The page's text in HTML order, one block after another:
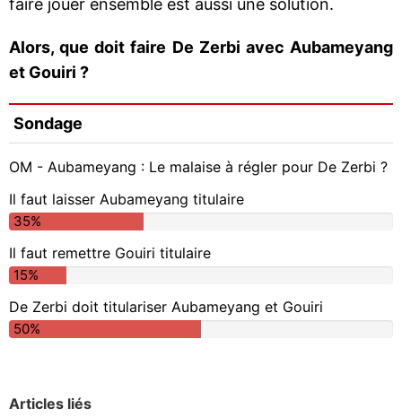
faire jouer ensemble est aussi une solution.
Alors, que doit faire De Zerbi avec Aubameyang
et Gouiri ?
Sondage
OM - Aubameyang : Le malaise à régler pour De Zerbi ?
Il faut laisser Aubameyang titulaire
35%
Il faut remettre Gouiri titulaire
15%
De Zerbi doit titulariser Aubameyang et Gouiri
50%
Articles liés